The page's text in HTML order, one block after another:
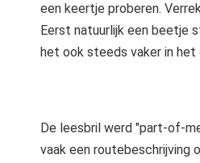
een keertje proberen.
Eerst natuurlijk een beetje
het ook steeds vaker in het
De leesbril werd "part-of-
vaak een routebeschrijving